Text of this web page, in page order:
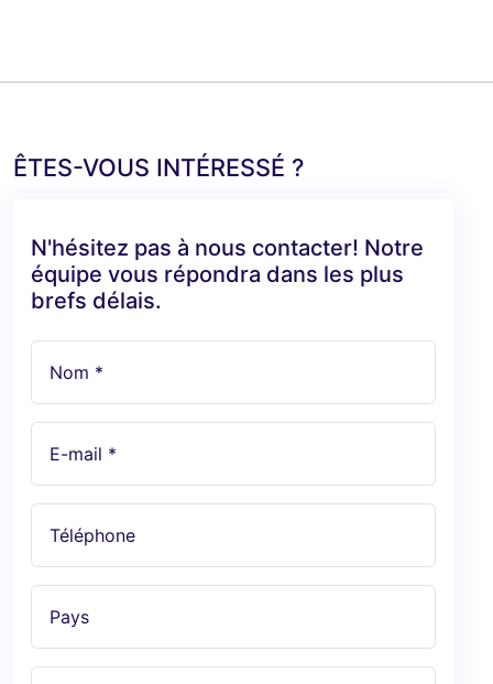
ÊTES-VOUS INTÉRESSÉ ?
N'hésitez pas à nous contacter! Notre
équipe vous répondra dans les plus
brefs délais.
Nom *
E-mail *
Téléphone
Pays